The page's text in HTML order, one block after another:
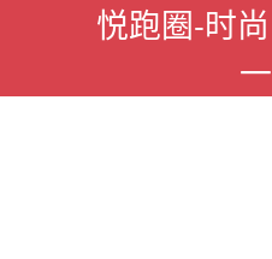
悦跑圈-时